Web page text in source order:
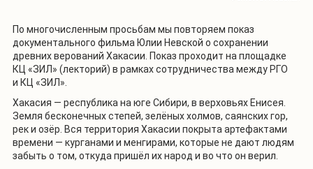
По многочисленным просьбам мы повторяем показ
документального фильма Юлии Невской о сохранении
древних верований Хакасии. Показ проходит на площадке
КЦ «ЗИЛ» (лекторий) в рамках сотрудничества между РГО
и КЦ «ЗИЛ».
Хакасия — республика на юге Сибири, в верховьях Енисея.
Земля бесконечных степей, зелёных холмов, саянских гор,
рек и озёр. Вся территория Хакасии покрыта артефактами
времени — курганами и менгирами, которые не дают людям
забыть о том, откуда пришёл их народ и во что он верил.